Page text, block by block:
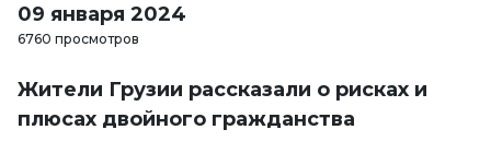
09 января 2024
6760 просмотров
Жители Грузии рассказали о рисках и
плюсах двойного гражданства